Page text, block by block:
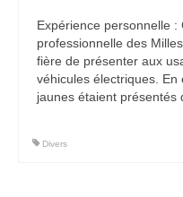
Expérience personnelle
professionnelle des
fière de présenter aux
véhicules électriques.
jaunes étaient présentés
Divers